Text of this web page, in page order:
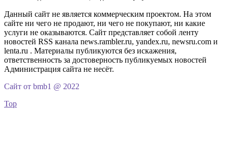
Данный сайт не является коммерческим проектом. На этом
сайте ни чего не продают, ни чего не покупают, ни какие
услуги не оказываются. Сайт представляет собой ленту
новостей RSS канала news.rambler.ru, yandex.ru, newsru.com и
lenta.ru . Материалы публикуются без искажения,
ответственность за достоверность публикуемых новостей
Администрация сайта не несёт.
Сайт от bmb1 @ 2022
Top